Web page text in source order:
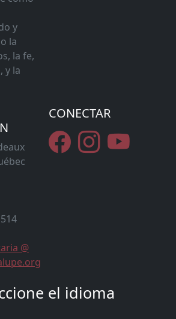
y
la
la fe,
y la
@
CONECTAR
el idioma